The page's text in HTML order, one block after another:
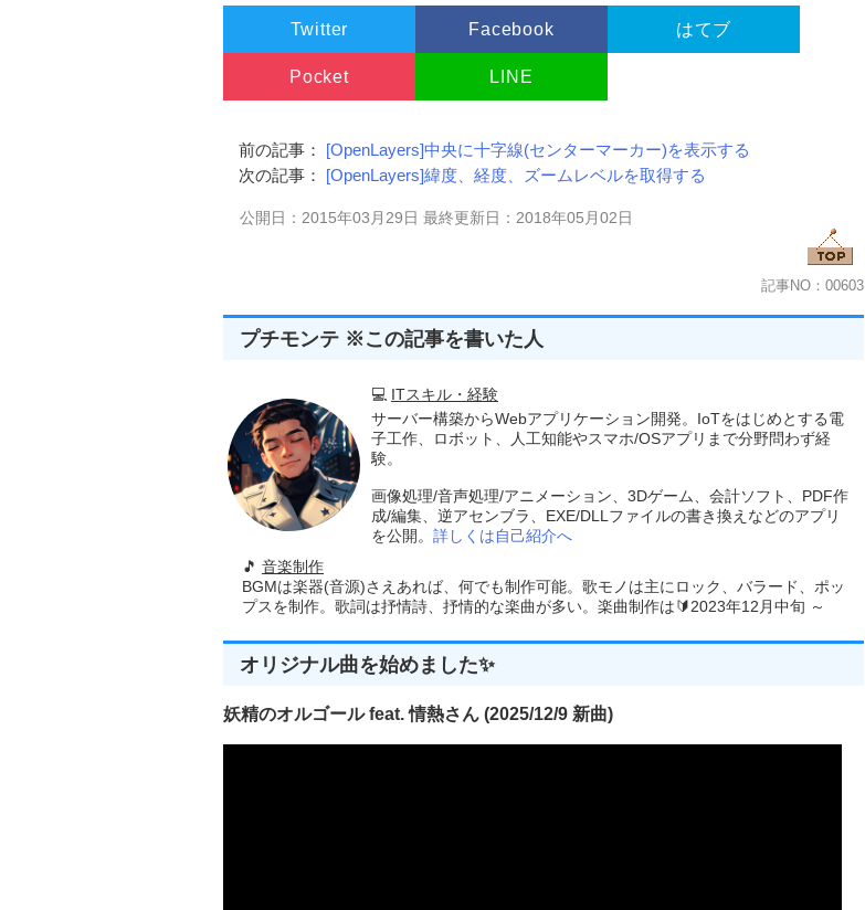
Twitter Facebook はてブ
Pocket LINE
前の記事：
[OpenLayers]中央に十字線(センターマーカー)を表示する
次の記事：
[OpenLayers]緯度、経度、ズームレベルを取得する
公開日：2015年03月29日 最終更新日：2018年05月02日
記事NO：00603
プチモンテ ※この記事を書いた人
💻 ITスキル・経験
サーバー構築からWebアプリケーション開発。IoTをはじめとする電
子工作、ロボット、人工知能やスマホ/OSアプリまで分野問わず経
験。
画像処理/音声処理/アニメーション、3Dゲーム、会計ソフト、PDF作
成/編集、逆アセンブラ、EXE/DLLファイルの書き換えなどのアプリ
を公開。 詳しくは自己紹介へ
🎵 音楽制作
BGMは楽器(音源)さえあれば、何でも制作可能。歌モノは主にロック、バラード、ポッ
プスを制作。歌詞は抒情詩、抒情的な楽曲が多い。楽曲制作は🔰2023年12月中旬 ～
オリジナル曲を始めました✨
妖精のオルゴール feat. 情熱さん (2025/12/9 新曲)